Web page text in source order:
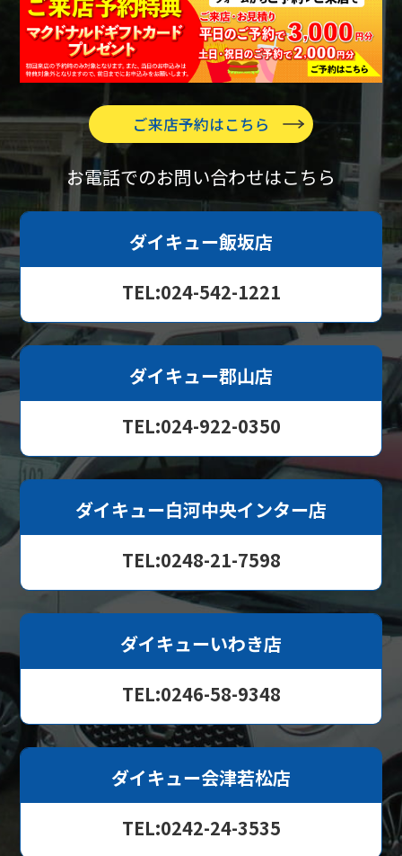
ご来店予約はこちら
お電話でのお問い合わせはこちら
ダイキュー飯坂店
TEL:024-542-1221
ダイキュー郡山店
TEL:024-922-0350
ダイキュー白河中央インター店
TEL:0248-21-7598
ダイキューいわき店
TEL:0246-58-9348
ダイキュー会津若松店
TEL:0242-24-3535